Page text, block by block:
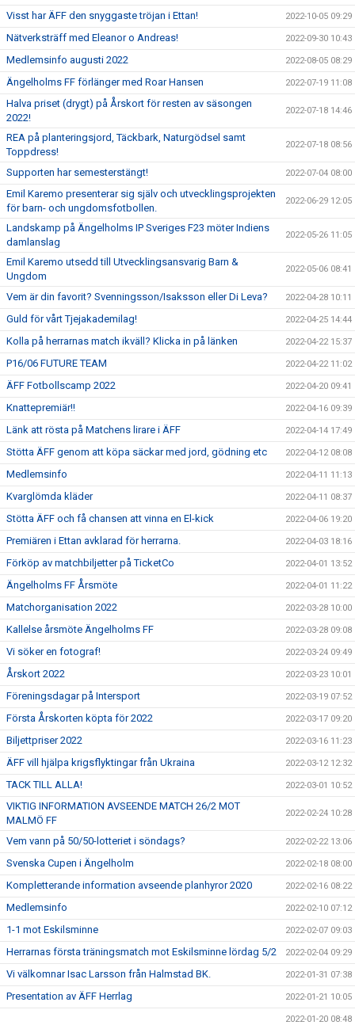
Visst har ÄFF den snyggaste tröjan i Ettan! 2022-10-05 09:29
Nätverksträff med Eleanor o Andreas! 2022-09-30 10:43
Medlemsinfo augusti 2022 2022-08-05 08:29
Ängelholms FF förlänger med Roar Hansen 2022-07-19 11:08
Halva priset (drygt) på Årskort för resten av säsongen
2022!
2022-07-18 14:46
REA på planteringsjord, Täckbark, Naturgödsel samt
Toppdress!
2022-07-18 08:56
Supporten har semesterstängt! 2022-07-04 08:00
Emil Karemo presenterar sig själv och utvecklingsprojekten
för barn- och ungdomsfotbollen.
2022-06-29 12:05
Landskamp på Ängelholms IP Sveriges F23 möter Indiens
damlanslag
2022-05-26 11:05
Emil Karemo utsedd till Utvecklingsansvarig Barn &
Ungdom
2022-05-06 08:41
Vem är din favorit? Svenningsson/Isaksson eller Di Leva? 2022-04-28 10:11
Guld för vårt Tjejakademilag! 2022-04-25 14:44
Kolla på herrarnas match ikväll? Klicka in på länken 2022-04-22 15:37
P16/06 FUTURE TEAM 2022-04-22 11:02
ÄFF Fotbollscamp 2022 2022-04-20 09:41
Knattepremiär!! 2022-04-16 09:39
Länk att rösta på Matchens lirare i ÄFF 2022-04-14 17:49
Stötta ÄFF genom att köpa säckar med jord, gödning etc 2022-04-12 08:08
Medlemsinfo 2022-04-11 11:13
Kvarglömda kläder 2022-04-11 08:37
Stötta ÄFF och få chansen att vinna en El-kick 2022-04-06 19:20
Premiären i Ettan avklarad för herrarna. 2022-04-03 18:16
Förköp av matchbiljetter på TicketCo 2022-04-01 13:52
Ängelholms FF Årsmöte 2022-04-01 11:22
Matchorganisation 2022 2022-03-28 10:00
Kallelse årsmöte Ängelholms FF 2022-03-28 09:08
Vi söker en fotograf! 2022-03-24 09:49
Årskort 2022 2022-03-23 10:01
Föreningsdagar på Intersport 2022-03-19 07:52
Första Årskorten köpta för 2022 2022-03-17 09:20
Biljettpriser 2022 2022-03-16 11:23
ÄFF vill hjälpa krigsflyktingar från Ukraina 2022-03-12 12:32
TACK TILL ALLA! 2022-03-01 10:52
VIKTIG INFORMATION AVSEENDE MATCH 26/2 MOT
MALMÖ FF
2022-02-24 10:28
Vem vann på 50/50-lotteriet i söndags? 2022-02-22 13:06
Svenska Cupen i Ängelholm 2022-02-18 08:00
Kompletterande information avseende planhyror 2020 2022-02-16 08:22
Medlemsinfo 2022-02-10 07:12
1-1 mot Eskilsminne 2022-02-07 09:03
Herrarnas första träningsmatch mot Eskilsminne lördag 5/2 2022-02-04 09:29
Vi välkomnar Isac Larsson från Halmstad BK. 2022-01-31 07:38
Presentation av ÄFF Herrlag 2022-01-21 10:05
2022-01-20 08:48